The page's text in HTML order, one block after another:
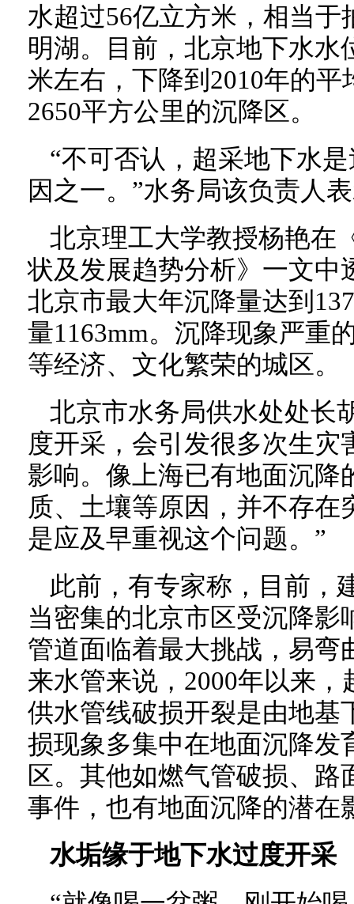
水超过56亿立方米，相当于
明湖。目前，北京地下水水
米左右，下降到2010年的
2650平方公里的沉降区。
“不可否认，超采地下水
因之一。”水务局该负责人
北京理工大学教授杨艳在
状及发展趋势分析》一文中
北京市最大年沉降量达到
量1163mm。沉降现象严重
等经济、文化繁荣的城区。
北京市水务局供水处处长
度开采，会引发很多次生
影响。像上海已有地面沉降
质、土壤等原因，并不存
是应及早重视这个问题。”
此前，有专家称，目前，
当密集的北京市区受沉降影
管道面临着最大挑战，易弯
来水管来说，2000年以来
供水管线破损开裂是由地基
损现象多集中在地面沉降发
区。其他如燃气管破损、
事件，也有地面沉降的潜在
水垢缘于地下水过度开采